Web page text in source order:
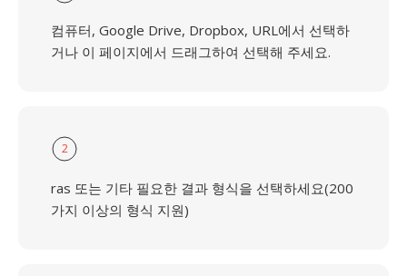
컴퓨터, Google Drive, Dropbox, URL에서 선택하
거나 이 페이지에서 드래그하여 선택해 주세요.
2
ras 또는 기타 필요한 결과 형식을 선택하세요(200
가지 이상의 형식 지원)